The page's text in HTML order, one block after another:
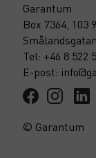
Garantum
Box 7364, 103
Tel: +46 8 522
E-post:
© Garantum